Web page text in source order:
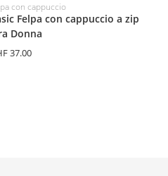
con cappuccio
Felpa con cappuccio a zip
Donna
37.00